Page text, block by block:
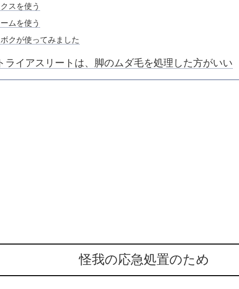
スを使う
ムを使う
クが使ってみました
ライアスリートは、脚のムダ毛を処理した方がいい
怪我の応急処置のため